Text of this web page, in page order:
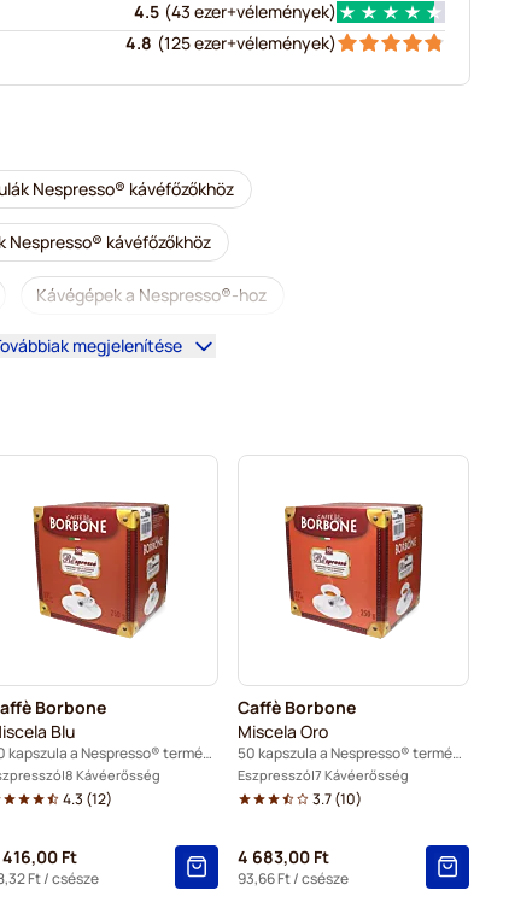
4.5 (43 ezer+vélemények)
4.8 (125 ezer+vélemények)
Nespresso® kávéfőzőkhöz
Nespresso® kávéfőzőkhöz
Kávégépek a Nespresso®-hoz
illy kapszulák Nespresso® kávéfőzőkhöz
Nespresso®-hoz
hoz L’OR kapszulák Nespresso® kávéfőzőkhöz
kávéfőzőkhöz
kávéfőzőkhöz Kapszulák Nespresso®-hoz
kávéfőzőkhöz
megjelenítése
Borbone
Blu
50 kapszula a Nespresso® termékhez
8 Kávéerősség
4.3 (12)
Ft
Ft/ csésze
Caffè Borbone
Miscela Oro
50 kapszula a Nespresso® termékhez
Eszpresszó 7 Kávéerősség
3.7(10)
4 683,00 Ft
93,66 Ft/ csésze